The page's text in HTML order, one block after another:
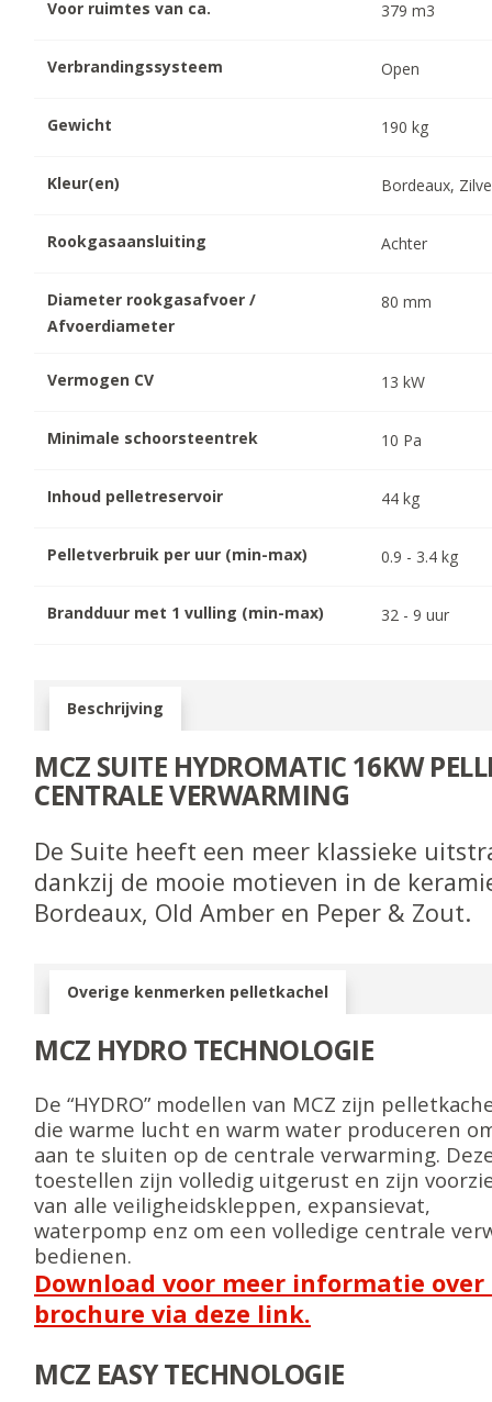
Voor ruimtes van ca. 379 m3
Verbrandingssysteem Open
Gewicht 190 kg
Kleur(en) Bordeaux,
Rookgasaansluiting Achter
Diameter rookgasafvoer /
Afvoerdiameter
80 mm
Vermogen CV 13 kW
Minimale schoorsteentrek 10 Pa
Inhoud pelletreservoir 44 kg
Pelletverbruik per uur (min-max) 0.9 - 3.4 kg
Brandduur met 1 vulling (min-max) 32 -9 uur
Beschrijving
MCZ SUITE HYDROMATIC 16KW
CENTRALE VERWARMING
De Suite heeft een meer klassieke
dankzij de mooie motieven in de
Bordeaux, Old Amber en Peper & Zout.
Overige kenmerken pelletkachel
MCZ HYDRO TECHNOLOGIE
De “HYDRO” modellen van MCZ zijn
die warme lucht en warm water produceren
aan te sluiten op de centrale verwarming.
toestellen zijn volledig uitgerust en zijn
van alle veiligheidskleppen, expansievat,
waterpomp enz om een volledige centrale
bedienen.​
Download voor meer informatie
brochure via deze link.
MCZ EASY TECHNOLOGIE